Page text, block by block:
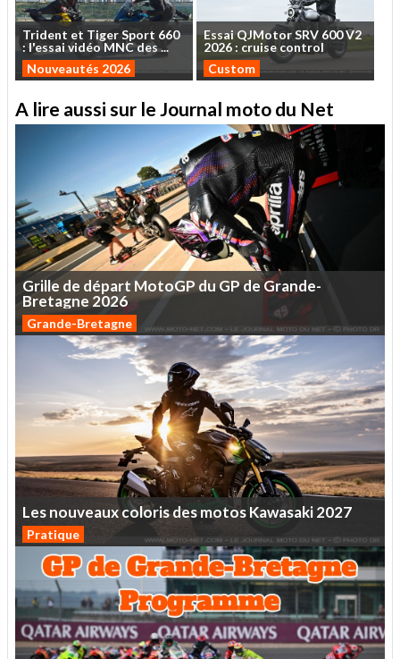
Trident et TigerSport 660
: l'essaividéo MNCdes...
Nouveautés 2026
EssaiQJMotorSRV 600V2
2026 : cruise control
Custom
A lire aussi sur le Journal moto du Net
Grille de départ MotoGP duGPdeGrande-
Bretagne 2026
Grande-Bretagne
LesnouveauxcolorisdesmotosKawasaki2027
Pratique